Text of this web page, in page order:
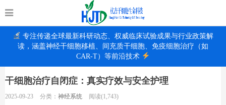
专注传递全球最新科研动态、权威临床试验成果与行业政策解
读，涵盖神经干细胞移植、间充质干细胞、免疫细胞治疗（如
CAR-T）等前沿技术
干细胞治疗自闭症：真实疗效与安全护理
2025-09-23 分类： 神经系统 阅读(1,743)